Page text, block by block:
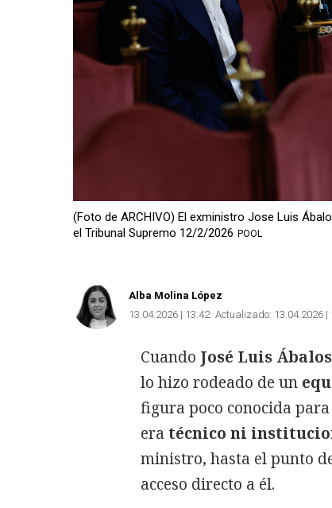
(Foto de ARCHIVO) El exministro Jose Luis
el Tribunal Supremo 12/2/2026 POOL
Alba Molina López
13.04.2026 | 13:42 Actualizado: 13.04.2026 |
Cuando José Luis Ábalos
lo hizo rodeado de un
figura poco conocida
era técnico ni
ministro, hasta el punto
acceso directo a él.